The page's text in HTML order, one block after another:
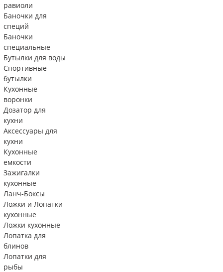
равиоли
Баночки для
специй
Баночки
специальные
Бутылки для воды
Спортивные
бутылки
Кухонные
воронки
Дозатор для
кухни
Аксессуары для
кухни
Кухонные
емкости
Зажигалки
кухонные
Ланч-Боксы
Ложки и Лопатки
кухонные
Ложки кухонные
Лопатка для
блинов
Лопатки для
рыбы